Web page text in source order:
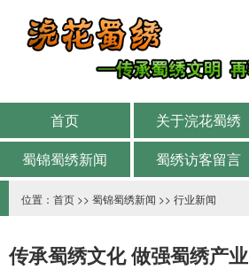
首页 关于浣花蜀绣
蜀锦蜀绣新闻
蜀绣访客留言
位置： 首页 >> 蜀锦蜀绣新闻 >> 行业新闻
传承蜀绣文化 做强蜀绣产业